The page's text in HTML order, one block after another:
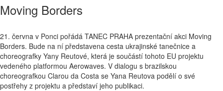
Moving Borders
21. června v Ponci pořádá TANEC PRAHA prezentační akci Moving
Borders. Bude na ní představena cesta ukrajinské tanečnice a
choreografky Yany Reutové, která je součástí tohoto EU projektu
vedeného platformou Aerowaves. V dialogu s brazilskou
choreografkou Clarou da Costa se Yana Reutova podělí o své
postřehy z projektu a představí jeho publikaci.